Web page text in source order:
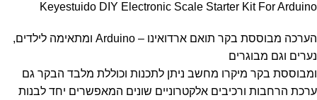
Keyestuido DIY Electronic Scale Starter Kit For Arduino
הערכה מבוססת בקר תואם ארדואינו – Arduino ומתאימה לילדים,
נערים וגם מבוגרים
ומבוססת בקר מיקרו מחשב ניתן לתכנות וכוללת מלבד הבקר גם
ערכת הרחבות ורכיבים אלקטרוניים שונים המאפשרים יחד לבנות